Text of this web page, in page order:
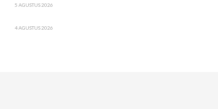
5 AGUSTUS 2026
4 AGUSTUS 2026